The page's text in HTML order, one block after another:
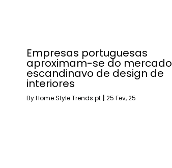
Empresas portuguesas
aproximam-se do mercado
escandinavo de design de
interiores
ByHome Style Trends.pt 25 Fev, 25